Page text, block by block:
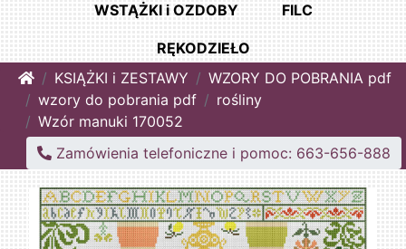
WSTĄŻKI i OZDOBY FILC
RĘKODZIEŁO
HomeKSIĄŻKI i ZESTAWY
WZORY DO POBRANIA pdf
wzory do pobrania pdf
rośliny
Wzór manuki 170052
Zamówienia telefoniczne i pomoc: 663-656-888